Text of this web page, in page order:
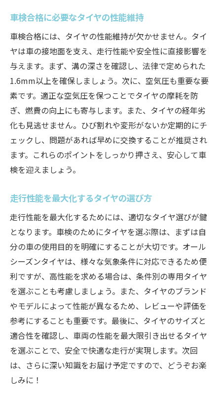
車検合格に必要なタイヤの性能維持
車検合格には、タイヤの性能維持が欠かせません。タイ
ヤは車の接地面を支え、走行性能や安全性に直接影響を
与えます。まず、溝の深さを確認し、法律で定められた
1.6mm以上を確保しましょう。次に、空気圧も重要な要
素です。適正な空気圧を保つことでタイヤの摩耗を防
ぎ、燃費の向上にも寄与します。また、タイヤの経年劣
化も見逃せません。ひび割れや変形がないか定期的にチ
ェックし、問題があれば早めに交換することが推奨され
ます。これらのポイントをしっかり押さえ、安心して車
検を迎えましょう。
走行性能を最大化するタイヤの選び方
走行性能を最大化するためには、適切なタイヤ選びが鍵
となります。車検のためにタイヤを選ぶ際は、まずは自
分の車の使用目的を明確にすることが大切です。オール
シーズンタイヤは、様々な気象条件に対応できるため便
利ですが、高性能を求める場合は、条件別の専用タイヤ
を選ぶことも考慮しましょう。また、タイヤのブランド
やモデルによって性能が異なるため、レビューや評価を
参考にすることも重要です。最後に、タイヤのサイズと
適合性を確認し、車両の性能を最大限引き出せるタイヤ
を選ぶことで、安全で快適な走行が実現します。次回
は、さらに深い知識をお届け予定ですので、どうぞお楽
しみに！